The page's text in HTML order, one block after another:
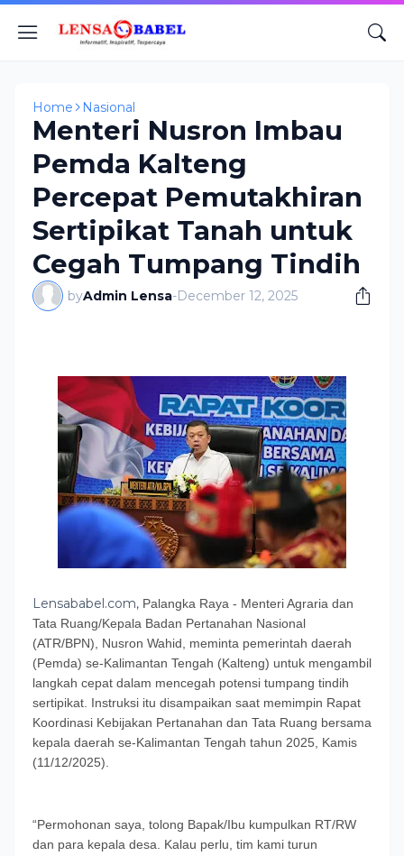
Home Nasional
Menteri Nusron Imbau
Pemda Kalteng
Percepat Pemutakhiran
Sertipikat Tanah untuk
Cegah Tumpang Tindih
byAdmin Lensa-December 12, 2025
Lensababel.com, Palangka Raya - Menteri Agraria dan
Tata Ruang/Kepala Badan Pertanahan Nasional
(ATR/BPN), Nusron Wahid, meminta pemerintah daerah
(Pemda) se-Kalimantan Tengah (Kalteng) untuk mengambil
langkah cepat dalam mencegah potensi tumpang tindih
sertipikat. Instruksi itu disampaikan saat memimpin Rapat
Koordinasi Kebijakan Pertanahan dan Tata Ruang bersama
kepala daerah se-Kalimantan Tengah tahun 2025, Kamis
(11/12/2025).
“Permohonan saya, tolong Bapak/Ibu kumpulkan RT/RW
dan para kepala desa. Kalau perlu, tim kami turun